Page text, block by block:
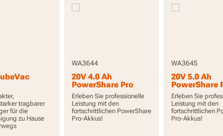
Akku und
tragbarer
für die
zu Hause
WA3644
20V 4.0 Ah
PowerShare Pro
Akku mit hoher
Kapazität und
Anzeige
Erleben Sie professionelle
Leistung mit den
fortschrittlichen PowerShare
Pro-Akkus!
WA3645
20V 5.0 Ah
PowerShare
Akku mit
Kapazität
Anzeige
Erleben Sie
Leistung mit den
fortschrittlichen
Pro-Akkus!